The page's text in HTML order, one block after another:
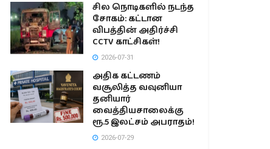
சில நொடிகளில் நடந்த
சோகம்: கட்டான
விபத்தின் அதிர்ச்சி
CCTV காட்சிகள்!
2026-07-31
அதிக கட்டணம்
வசூலித்த வவுனியா
தனியார்
வைத்தியசாலைக்கு
ரூ.5 இலட்சம் அபராதம்!
2026-07-29